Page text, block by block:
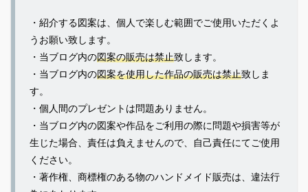
・紹介する図案は、個人で楽しむ範囲でご使用いただくよ
うお願い致します。
・当ブログ内の図案の販売は禁止致します。
・当ブログ内の図案を使用した作品の販売は禁止致しま
す。
・個人間のプレゼントは問題ありません。
・当ブログ内の図案や作品をご利用の際に問題や損害等が
生じた場合、責任は負えませんので、自己責任にてご使用
ください。
・著作権、商標権のある物のハンドメイド販売は、違法行